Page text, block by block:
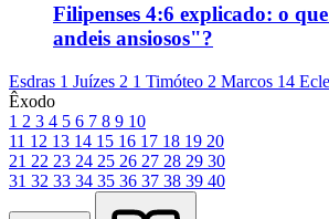
Filipenses 4:6 explicado: o
andeis ansiosos"?
Esdras 1 Juízes 2 1 Timóteo 2 Marcos 14
Êxodo
1 2 3 4 5 6 7 8 9 10
11 12 13 14 15 16 17 18 19 20
21 22 23 24 25 26 27 28 29 30
31 32 33 34 35 36 37 38 39 40